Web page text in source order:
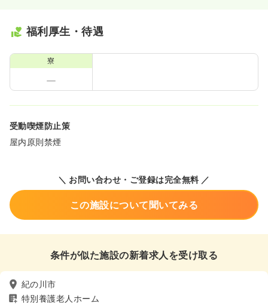
福利厚生・待遇
寮
受動喫煙防止策
屋内原則禁煙
＼ お問い合わせ・ご登録は完全無料 ／
この施設について聞いてみる
条件が似た施設の新着求人を受け取る
紀の川市
特別養護老人ホーム